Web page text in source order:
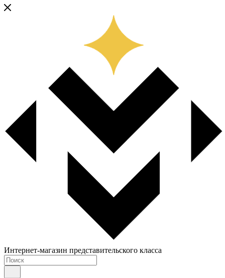
Интернет-магазин представительского класса